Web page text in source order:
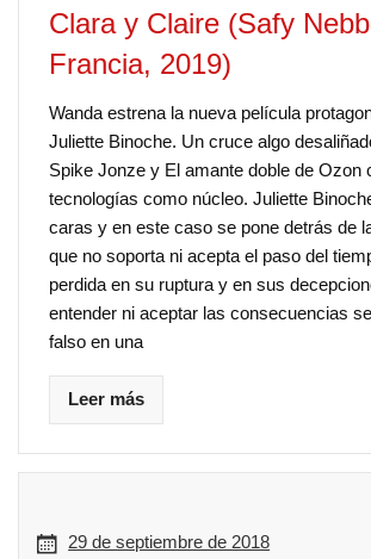
Clara y Claire (Safy
Francia, 2019)
Wanda estrena la nueva película
Juliette Binoche. Un cruce algo
Spike Jonze y El amante doble de Ozon
tecnologías como núcleo. Juliette
caras y en este caso se pone detrás de
que no soporta ni acepta el paso del
perdida en su ruptura y en sus
entender ni aceptar las consecuencias
falso en una
Leer más
29 de septiembre de 2018